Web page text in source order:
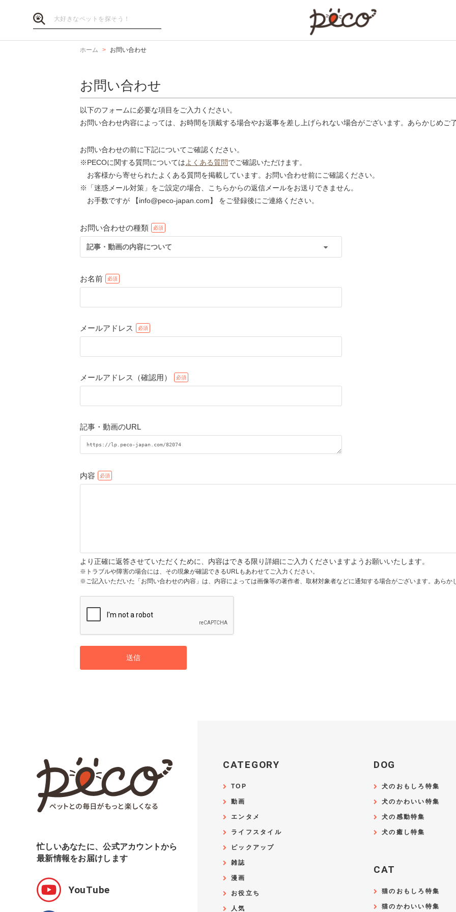
ホーム お問い合わせ
お問い合わせ
以下のフォームに必要な項目をご入力ください。
お問い合わせ内容によっては、お時間を頂戴する場合やお返事を差し上げられない場合がございます。あらかじめご
お問い合わせの前に下記についてご確認ください。
※PECOに関する質問についてはよくある質問でご確認いただけます。
お客様から寄せられたよくある質問を掲載しています。お問い合わせ前にご確認ください。
※「迷惑メール対策」をご設定の場合、こちらからの返信メールをお送りできません。
お手数ですが 【info@peco-japan.com】 をご登録後にご連絡ください。
お問い合わせの種類
記事・動画の内容について
お名前
メールアドレス
メールアドレス（確認用）
記事・動画のURL
内容
より正確に返答させていただくために、内容はできる限り詳細にご入力くださいますようお願いいたします。
※トラブルや障害の場合には、その現象が確認できるURLもあわせてご入力ください。
※ご記入いただいた「お問い合わせの内容」は、内容によっては画像等の著作者、取材対象者などに通知する場合がございます。あらか
送信
忙しいあなたに、公式アカウントから
最新情報をお届けします
YouTube
CATEGORY
TOP
動画
エンタメ
ライフスタイル
ピックアップ
雑誌
漫画
お役立ち
人気
DOG
犬のおもしろ特集
犬のかわいい特集
犬の感動特集
犬の癒し特集
CAT
猫のおもしろ特集
猫のかわいい特集